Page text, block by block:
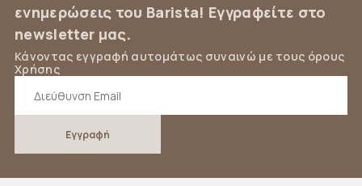
ενημερώσεις του Barista! Εγγραφείτε στο
newsletter μας.
Κάνοντας εγγραφή αυτομάτως συναινώ με τους όρους
Χρήσης